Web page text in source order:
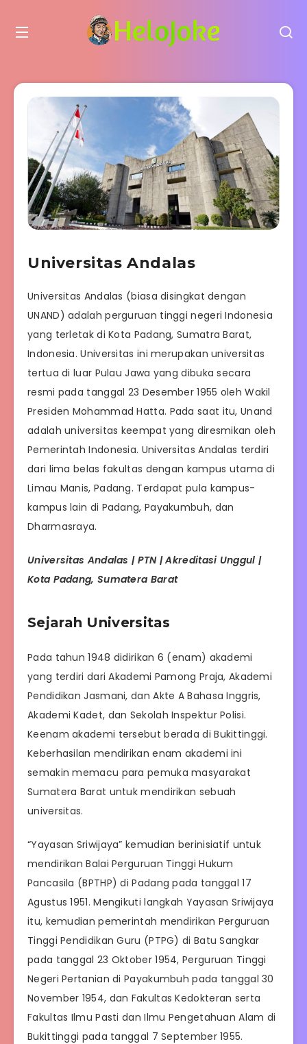
Universitas Andalas
Universitas Andalas (biasa disingkat dengan
UNAND) adalah perguruan tinggi negeri Indonesia
yang terletak di Kota Padang, Sumatra Barat,
Indonesia. Universitas ini merupakan universitas
tertua di luar Pulau Jawa yang dibuka secara
resmi pada tanggal 23 Desember 1955 oleh Wakil
Presiden Mohammad Hatta. Pada saat itu, Unand
adalah universitas keempat yang diresmikan oleh
Pemerintah Indonesia. Universitas Andalas terdiri
dari lima belas fakultas dengan kampus utama di
Limau Manis, Padang. Terdapat pula kampus-
kampus lain di Padang, Payakumbuh, dan
Dharmasraya.
Universitas Andalas | PTN | Akreditasi Unggul |
Kota Padang, Sumatera Barat
Sejarah Universitas
Pada tahun 1948 didirikan 6 (enam) akademi
yang terdiri dari Akademi Pamong Praja, Akademi
Pendidikan Jasmani, dan Akte A Bahasa Inggris,
Akademi Kadet, dan Sekolah Inspektur Polisi.
Keenam akademi tersebut berada di Bukittinggi.
Keberhasilan mendirikan enam akademi ini
semakin memacu para pemuka masyarakat
Sumatera Barat untuk mendirikan sebuah
universitas.
“Yayasan Sriwijaya” kemudian berinisiatif untuk
mendirikan Balai Perguruan Tinggi Hukum
Pancasila (BPTHP) di Padang pada tanggal 17
Agustus 1951. Mengikuti langkah Yayasan Sriwijaya
itu, kemudian pemerintah mendirikan Perguruan
Tinggi Pendidikan Guru (PTPG) di Batu Sangkar
pada tanggal 23 Oktober 1954, Perguruan Tinggi
Negeri Pertanian di Payakumbuh pada tanggal 30
November 1954, dan Fakultas Kedokteran serta
Fakultas Ilmu Pasti dan Ilmu Pengetahuan Alam di
Bukittinggi pada tanggal 7 September 1955.